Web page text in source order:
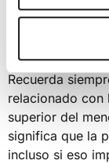
insomnio,
Recuerda
relacionado con
superior del
significa que la
incluso si eso